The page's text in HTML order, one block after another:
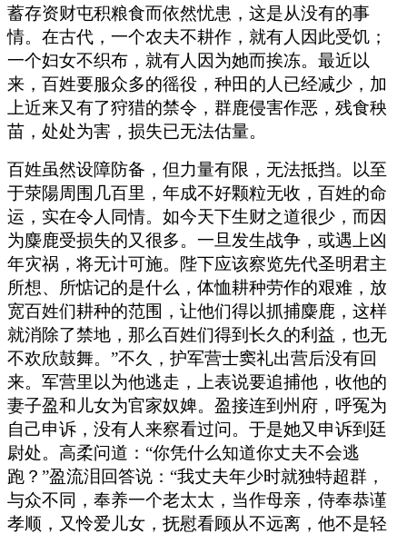
蓄存资财屯积粮食而依然忧患，这是从没有的事
情。在古代，一个农夫不耕作，就有人因此受饥；
一个妇女不织布，就有人因为她而挨冻。最近以
来，百姓要服众多的徭役，种田的人已经减少，加
上近来又有了狩猎的禁令，群鹿侵害作恶，残食秧
苗，处处为害，损失已无法估量。
百姓虽然设障防备，但力量有限，无法抵挡。以至
于荥陽周围几百里，年成不好颗粒无收，百姓的命
运，实在令人同情。如今天下生财之道很少，而因
为麋鹿受损失的又很多。一旦发生战争，或遇上凶
年灾祸，将无计可施。陛下应该察览先代圣明君主
所想、所惦记的是什么，体恤耕种劳作的艰难，放
宽百姓们耕种的范围，让他们得以抓捕麋鹿，这样
就消除了禁地，那么百姓们得到长久的利益，也无
不欢欣鼓舞。”不久，护军营士窦礼出营后没有回
来。军营里以为他逃走，上表说要追捕他，收他的
妻子盈和儿女为官家奴婢。盈接连到州府，呼冤为
自己申诉，没有人来察看过问。于是她又申诉到廷
尉处。高柔问道：“你凭什么知道你丈夫不会逃
跑？”盈流泪回答说：“我丈夫年少时就独特超群，
与众不同，奉养一个老太太，当作母亲，侍奉恭谨
孝顺，又怜爱儿女，抚慰看顾从不远离，他不是轻